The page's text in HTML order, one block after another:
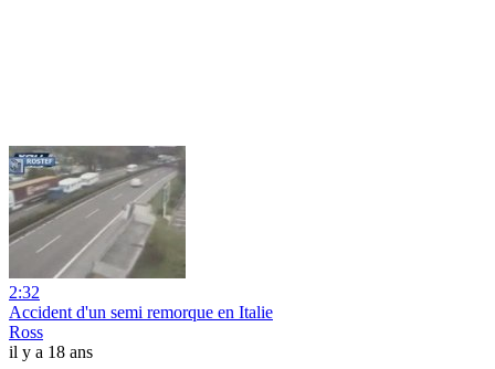
2:32
Accident d'un semi remorque en Italie
Ross
il y a 18 ans